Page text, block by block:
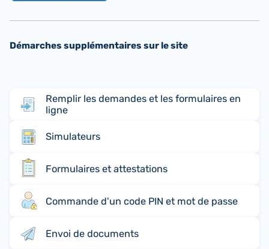
Démarches supplémentaires sur le site
Remplir les demandes et les formulaires en
ligne
Simulateurs
Formulaires et attestations
Commande d'un code PIN et mot de passe
Envoi de documents